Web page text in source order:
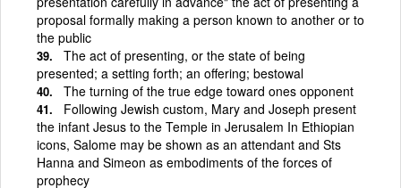
proposal formally making a person known to another or to
the public
The act of presenting, or the state of being
presented; a setting forth; an offering; bestowal
The turning of the true edge toward ones opponent
Following Jewish custom, Mary and Joseph present
the infant Jesus to the Temple in Jerusalem In Ethiopian
icons, Salome may be shown as an attendant and Sts
Hanna and Simeon as embodiments of the forces of
prophecy